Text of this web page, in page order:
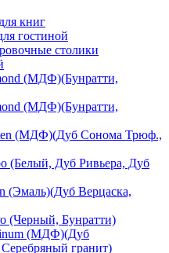
книг
гостиной
столики
(МДФ)(Бунратти,
(МДФ)(Бунратти,
(МДФ)(Дуб Сонома Трюф.,
(Белый, Дуб Ривьера, Дуб
(Эмаль)(Дуб Верцаска,
(Черный, Бунратти)
(МДФ)(Дуб
гранит)